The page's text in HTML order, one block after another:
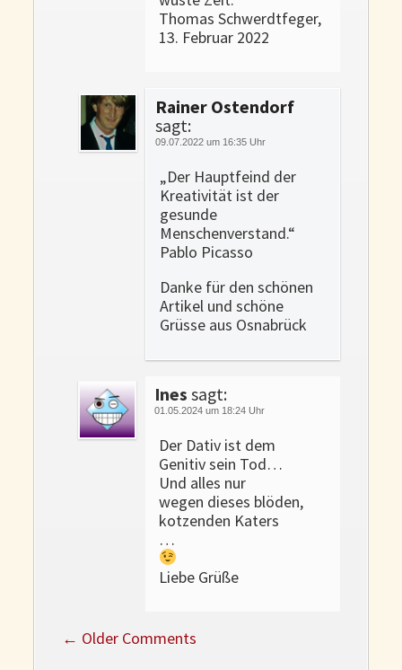
Thomas Schwerdtfeger,
13. Februar 2022
Rainer Ostendorf
sagt:
09.07.2022 um 16:35 Uhr
„Der Hauptfeind der
Kreativität ist der
gesunde
Menschenverstand.“
Pablo Picasso
Danke für den schönen
Artikel und schöne
Grüsse aus Osnabrück
Ines sagt:
01.05.2024 um 18:24 Uhr
Der Dativ ist dem
Genitiv sein Tod…
Und alles nur
wegen dieses blöden,
kotzenden Katers
…
Liebe Grüße
← Older Comments